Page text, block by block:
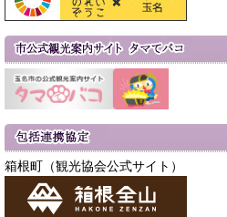
箱根町（観光協会公式サイト）